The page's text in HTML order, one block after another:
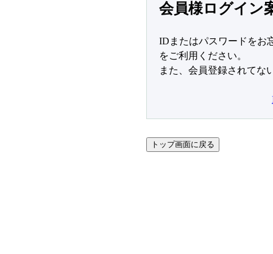
会員様ログイン
IDまたはパスワードをお
をご利用ください。
また、会員登録されてな
トップ画面に戻る